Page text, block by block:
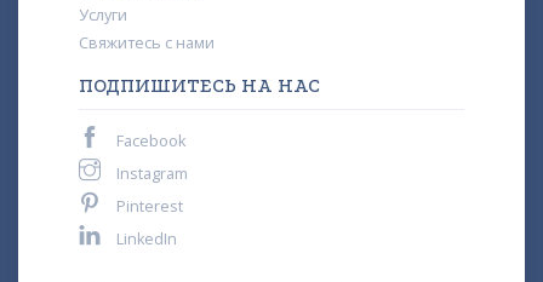
Услуги
Свяжитесь с нами
ПОДПИШИТЕСЬ НА НАС
Facebook
Instagram
Pinterest
LinkedIn